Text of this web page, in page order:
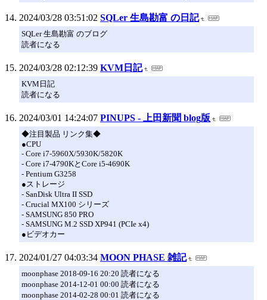
2024/03/28 03:51:02 SQLer 生島勘富 の日記
SQLer 生島勘富 のブログ
読者になる
2024/03/28 02:12:39 KVM日記
KVM日記
読者になる
2024/03/01 14:24:07 PINUPS - 上田新聞 blog版
◆注目製品 リンク集◆
●CPU
- Core i7-5960X/5930K/5820K
- Core i7-4790KとCore i5-4690K
- Pentium G3258
●ストレージ
- SanDisk Ultra II SSD
- Crucial MX100 シリーズ
- SAMSUNG 850 PRO
- SAMSUNG M.2 SSD XP941 (PCIe x4)
●ビデオカー
2024/01/27 04:03:34 MOON PHASE 雑記
moonphase 2018-09-16 20:20 読者になる
moonphase 2014-12-01 00:00 読者になる
moonphase 2014-02-28 00:01 読者になる